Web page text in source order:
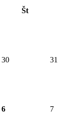
Št
30 31
6
7